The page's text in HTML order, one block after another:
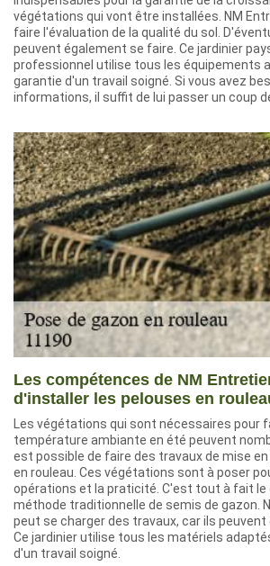
végétations qui vont être installées. NM
faire l'évaluation de la qualité du sol.
peuvent également se faire. Ce jardinier
professionnel utilise tous les équipements
garantie d'un travail soigné. Si vous avez
informations, il suffit de lui passer un coup de
Les compétences de NM
d'installer les pelouses en
Les végétations qui sont nécessaires pour
température ambiante en été peuvent
est possible de faire des travaux de mise
en rouleau. Ces végétations sont à poser
opérations et la praticité. C'est tout à fait le
méthode traditionnelle de semis de gazon.
peut se charger des travaux, car ils peuvent
Ce jardinier utilise tous les matériels
d'un travail soigné.